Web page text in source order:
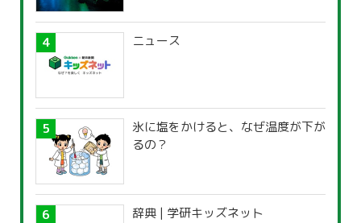
ニュース
氷に塩をかけると、なぜ温度が下が
るの？
辞典 | 学研キッズネット